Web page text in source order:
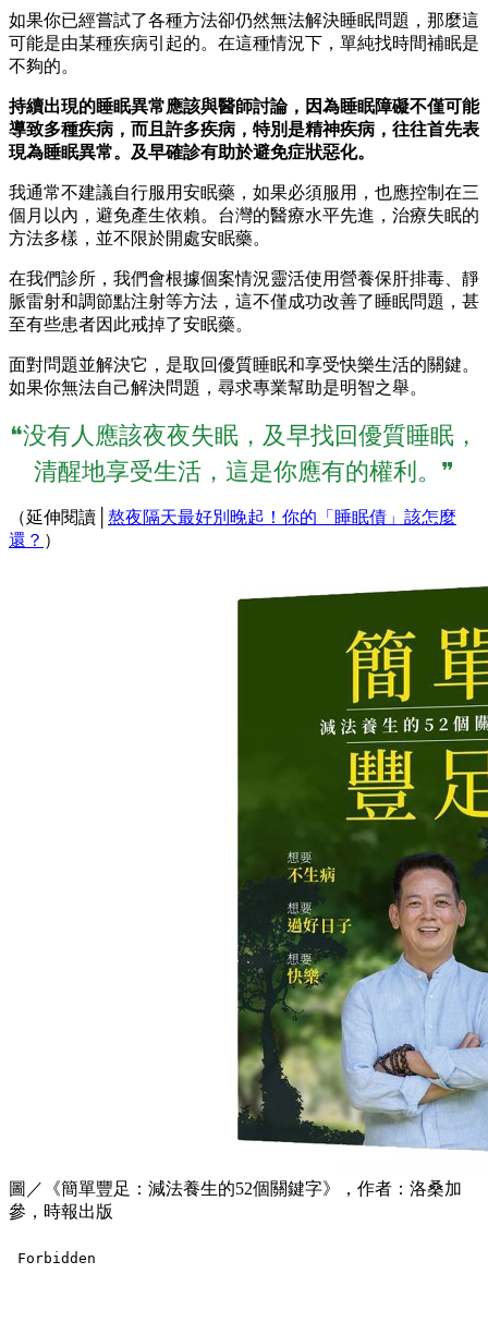
如果你已經嘗試了各種方法卻仍然無法解決睡眠問題，那麼這
可能是由某種疾病引起的。在這種情況下，單純找時間補眠是
不夠的。
持續出現的睡眠異常應該與醫師討論，因為睡眠障礙不僅可能
導致多種疾病，而且許多疾病，特別是精神疾病，往往首先表
現為睡眠異常。及早確診有助於避免症狀惡化。
我通常不建議自行服用安眠藥，如果必須服用，也應控制在三
個月以內，避免產生依賴。台灣的醫療水平先進，治療失眠的
方法多樣，並不限於開處安眠藥。
在我們診所，我們會根據個案情況靈活使用營養保肝排毒、靜
脈雷射和調節點注射等方法，這不僅成功改善了睡眠問題，甚
至有些患者因此戒掉了安眠藥。
面對問題並解決它，是取回優質睡眠和享受快樂生活的關鍵。
如果你無法自己解決問題，尋求專業幫助是明智之舉。
❝没有人應該夜夜失眠，及早找回優質睡眠，
清醒地享受生活，這是你應有的權利。❞
（延伸閱讀│ 熬夜隔天最好別晚起！你的「睡眠債」該怎麼
還？ ）
圖／《簡單豐足：減法養生的52個關鍵字》，作者：洛桑加
參，時報出版